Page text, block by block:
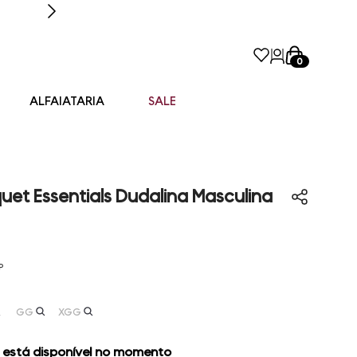
0
ALFAIATARIA SALE
Essentials Dudalina Masculina
GG XGG
disponível no momento